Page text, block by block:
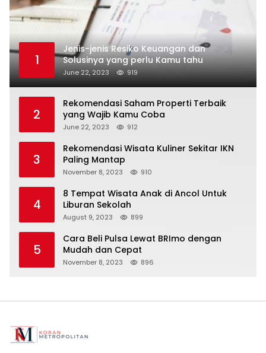
1
Jenis-jenis Resiko Keuangan dan
Solusinya yang perlu Kamu tahu
June 22, 2023 919
2
Rekomendasi Saham Properti Terbaik
yang Wajib Kamu Coba
June 22, 2023 912
3
Rekomendasi Wisata Kuliner Sekitar IKN
Paling Mantap
November 8, 2023 910
4
8 Tempat Wisata Anak di Ancol Untuk
Liburan Sekolah
August 9, 2023 899
5
Cara Beli Pulsa Lewat BRImo dengan
Mudah dan Cepat
November 8, 2023 896